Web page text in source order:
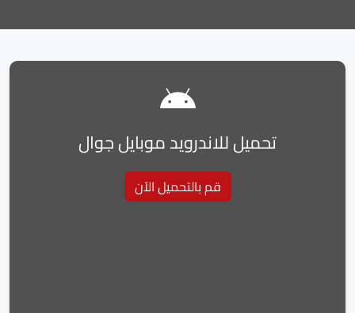
تحميل للاندرويد موبايل جوال
قم بالتحميل الآن